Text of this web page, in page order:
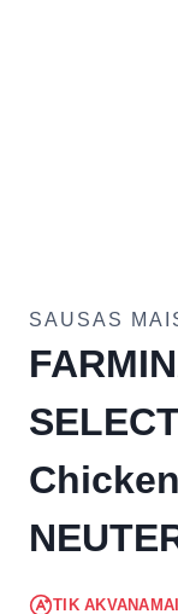
SAUSAS
TIK